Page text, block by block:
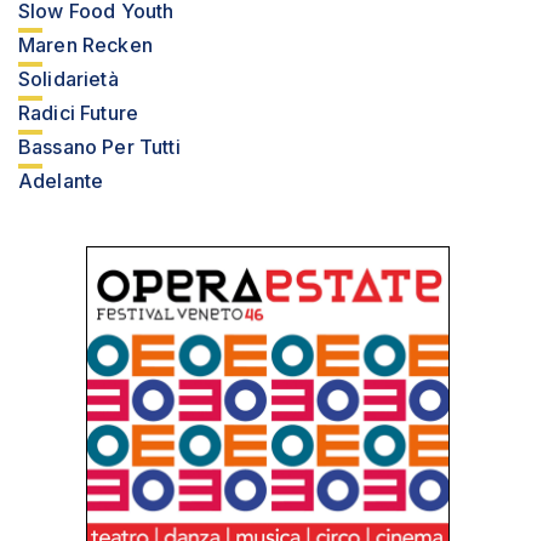
Slow Food Youth
Maren Recken
Solidarietà
Radici Future
Bassano Per Tutti
Adelante